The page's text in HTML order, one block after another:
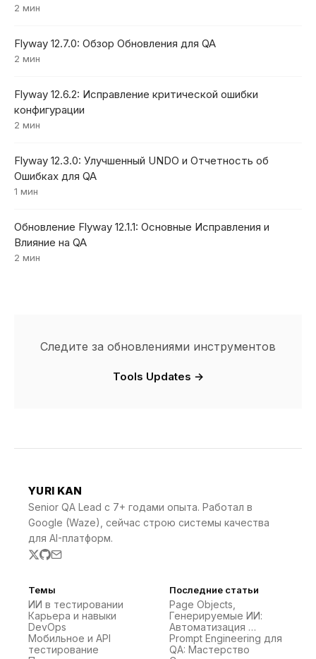
2 мин
Flyway 12.7.0: Обзор Обновления для QA
2 мин
Flyway 12.6.2: Исправление критической ошибки
конфигурации
2 мин
Flyway 12.3.0: Улучшенный UNDO и Отчетность об
Ошибках для QA
1 мин
Обновление Flyway 12.1.1: Основные Исправления и
Влияние на QA
2 мин
Следите за обновлениями инструментов
Tools Updates →
YURI KAN
Senior QA Lead с 7+ годами опыта. Работал в
Google (Waze), сейчас строю системы качества
для AI-платформ.
Темы
ИИ в тестировании
Карьера и навыки
DevOps
Мобильное и API
тестирование
Последние статьи
Page Objects,
Генерируемые ИИ:
Автоматизация …
Prompt Engineering для
QA: Мастерство